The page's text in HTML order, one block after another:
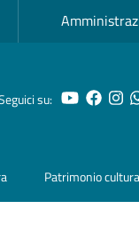
su: YouTube
Patrimonio